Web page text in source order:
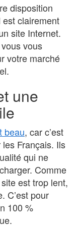
disposition
clairement
site Internet.
vous
votre marché
une
beau, car c’est
Français. Ils
qui ne
Comme
est trop lent,
C’est pour
100 %